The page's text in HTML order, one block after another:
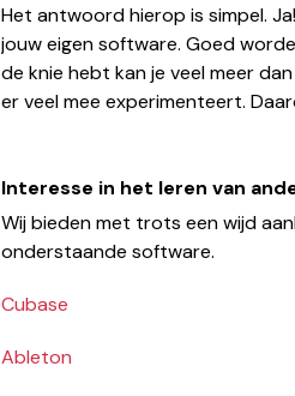
Het antwoord hierop is simpel.
jouw eigen software. Goed
de knie hebt kan je veel meer
er veel mee experimenteert.
Interesse in het leren van
Wij bieden met trots een wijd
onderstaande software.
Cubase
Ableton